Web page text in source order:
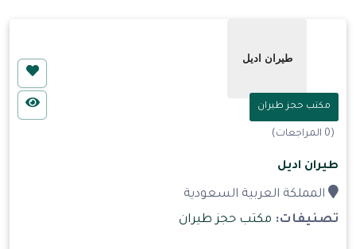
مكتب حجز طيران
(0 المراجعات)
طيران اديل
المملكة العربية السعودية
تصنيفات: مكتب حجز طيران